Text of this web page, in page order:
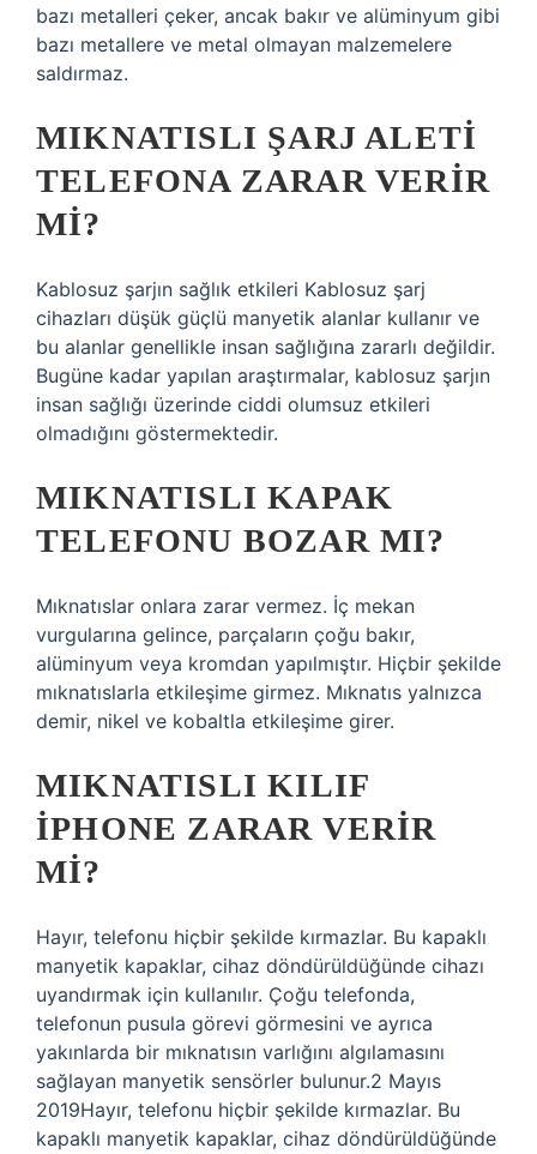
bazı metalleri çeker, ancak bakır ve alüminyum gibi
bazı metallere ve metal olmayan malzemelere
saldırmaz.
MIKNATISLI ŞARJ ALETI
TELEFONA ZARAR VERIR
MI?
Kablosuz şarjın sağlık etkileri Kablosuz şarj
cihazları düşük güçlü manyetik alanlar kullanır ve
bu alanlar genellikle insan sağlığına zararlı değildir.
Bugüne kadar yapılan araştırmalar, kablosuz şarjın
insan sağlığı üzerinde ciddi olumsuz etkileri
olmadığını göstermektedir.
MIKNATISLI KAPAK
TELEFONU BOZAR MI?
Mıknatıslar onlara zarar vermez. İç mekan
vurgularına gelince, parçaların çoğu bakır,
alüminyum veya kromdan yapılmıştır. Hiçbir şekilde
mıknatıslarla etkileşime girmez. Mıknatıs yalnızca
demir, nikel ve kobaltla etkileşime girer.
MIKNATISLI KILIF
IPHONE ZARAR VERIR
MI?
Hayır, telefonu hiçbir şekilde kırmazlar. Bu kapaklı
manyetik kapaklar, cihaz döndürüldüğünde cihazı
uyandırmak için kullanılır. Çoğu telefonda,
telefonun pusula görevi görmesini ve ayrıca
yakınlarda bir mıknatısın varlığını algılamasını
sağlayan manyetik sensörler bulunur.2 Mayıs
2019Hayır, telefonu hiçbir şekilde kırmazlar. Bu
kapaklı manyetik kapaklar, cihaz döndürüldüğünde